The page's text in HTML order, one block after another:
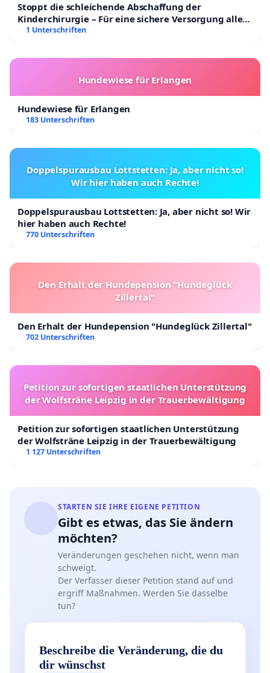
Stoppt die schleichende Abschaffung der
Kinderchirurgie – Für eine sichere Versorgung aller
Kinder in Deutschland
1 Unterschriften
Hundewiese für Erlangen
Hundewiese für Erlangen
183 Unterschriften
Doppelspurausbau Lottstetten: Ja, aber nicht so!
Wir hier haben auch Rechte!
Doppelspurausbau Lottstetten: Ja, aber nicht so! Wir
hier haben auch Rechte!
770 Unterschriften
Den Erhalt der Hundepension "Hundeglück
Zillertal"
Den Erhalt der Hundepension "Hundeglück Zillertal"
702 Unterschriften
Petition zur sofortigen staatlichen Unterstützung
der Wolfsträne Leipzig in der Trauerbewältigung
Petition zur sofortigen staatlichen Unterstützung
der Wolfsträne Leipzig in der Trauerbewältigung
1 127 Unterschriften
STARTEN SIE IHRE EIGENE PETITION
Gibt es etwas, das Sie ändern
möchten?
Veränderungen geschehen nicht, wenn man
schweigt.
Der Verfasser dieser Petition stand auf und
ergriff Maßnahmen. Werden Sie dasselbe
tun?
Beschreibe die Veränderung, die du
dir wünschst